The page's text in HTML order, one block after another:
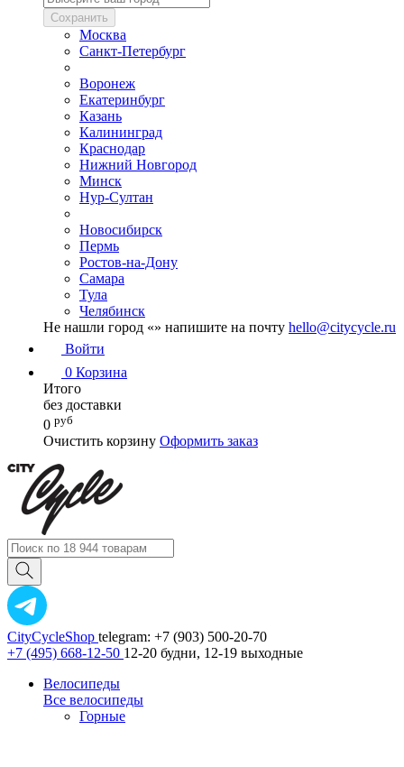
Сохранить
Москва
Санкт-Петербург
Воронеж
Екатеринбург
Казань
Калининград
Краснодар
Нижний Новгород
Минск
Нур-Султан
Новосибирск
Пермь
Ростов-на-Дону
Самара
Тула
Челябинск
Не нашли город «» напишите на почту hello@citycycle.ru
Войти
0 Корзина
Итого
без доставки
0 руб
Очистить корзину Оформить заказ
CityCycleShop telegram: +7 (903) 500-20-70
+7 (495) 668-12-50 12-20 будни, 12-19 выходные
Велосипеды
Все велосипеды
Горные